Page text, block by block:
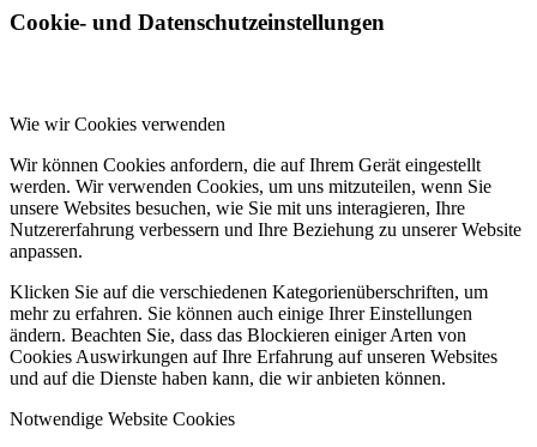
Cookie- und Datenschutzeinstellungen
Wie wir Cookies verwenden
Wir können Cookies anfordern, die auf Ihrem Gerät eingestellt
werden. Wir verwenden Cookies, um uns mitzuteilen, wenn Sie
unsere Websites besuchen, wie Sie mit uns interagieren, Ihre
Nutzererfahrung verbessern und Ihre Beziehung zu unserer Website
anpassen.
Klicken Sie auf die verschiedenen Kategorienüberschriften, um
mehr zu erfahren. Sie können auch einige Ihrer Einstellungen
ändern. Beachten Sie, dass das Blockieren einiger Arten von
Cookies Auswirkungen auf Ihre Erfahrung auf unseren Websites
und auf die Dienste haben kann, die wir anbieten können.
Notwendige Website Cookies